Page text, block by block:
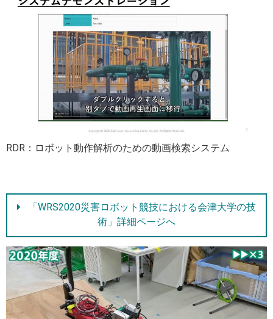
RDR：ロボット動作解析のための動画検索システム
「WRS2020災害ロボット競技における会津大学の技
術」詳細ページへ